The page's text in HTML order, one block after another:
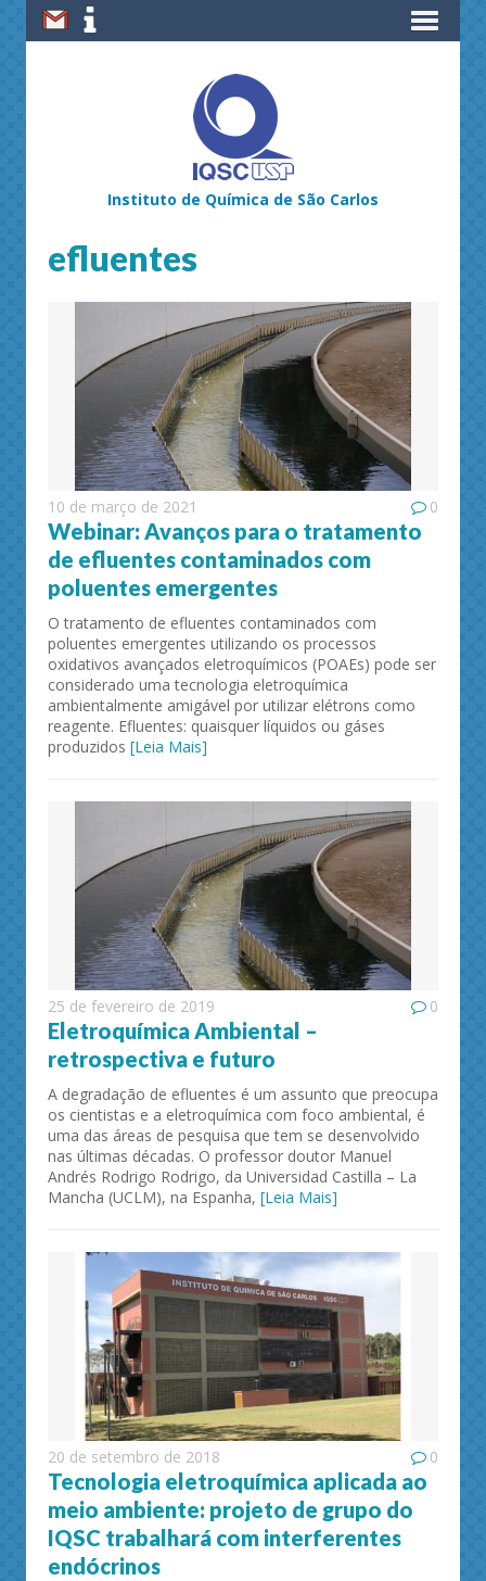
Instituto de Química de São Carlos
efluentes
10 de março de 2021 0
Webinar: Avanços para o tratamento
de efluentes contaminados com
poluentes emergentes
O tratamento de efluentes contaminados com
poluentes emergentes utilizando os processos
oxidativos avançados eletroquímicos (POAEs) pode ser
considerado uma tecnologia eletroquímica
ambientalmente amigável por utilizar elétrons como
reagente. Efluentes: quaisquer líquidos ou gáses
produzidos [Leia Mais]
25 de fevereiro de 2019 0
Eletroquímica Ambiental –
retrospectiva e futuro
A degradação de efluentes é um assunto que preocupa
os cientistas e a eletroquímica com foco ambiental, é
uma das áreas de pesquisa que tem se desenvolvido
nas últimas décadas. O professor doutor Manuel
Andrés Rodrigo Rodrigo, da Universidad Castilla – La
Mancha (UCLM), na Espanha, [Leia Mais]
20 de setembro de 2018 0
Tecnologia eletroquímica aplicada ao
meio ambiente: projeto de grupo do
IQSC trabalhará com interferentes
endócrinos